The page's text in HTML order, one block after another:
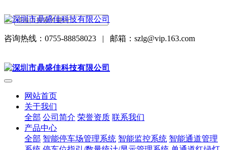
咨询热线：0755-88858023 | 邮箱：szlg@vip.163.com
网站首页
关于我们
全部 公司简介 荣誉资质 联系我们
产品中心
全部 智能停车场管理系统 智能监控系统 智能通道管理